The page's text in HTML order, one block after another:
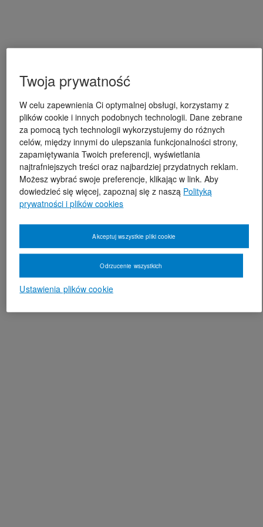
Twoja prywatność
W celu zapewnienia Ci optymalnej obsługi, korzystamy z
plików cookie i innych podobnych technologii. Dane zebrane
za pomocą tych technologii wykorzystujemy do różnych
celów, między innymi do ulepszania funkcjonalności strony,
zapamiętywania Twoich preferencji, wyświetlania
najtrafniejszych treści oraz najbardziej przydatnych reklam.
Możesz wybrać swoje preferencje, klikając w link. Aby
dowiedzieć się więcej, zapoznaj się z naszą Polityką
prywatności i plików cookies
Ustawienia plików cookie
Odrzucenie wszystkich
Akceptuj wszystkie pliki cookie